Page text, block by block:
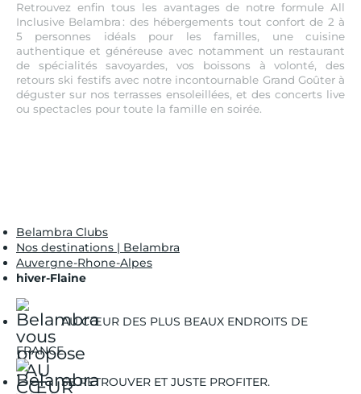
Retrouvez enfin tous les avantages de notre formule All
Inclusive Belambra : des hébergements tout confort de 2 à
5 personnes idéals pour les familles, une cuisine
authentique et généreuse avec notamment un restaurant
de spécialités savoyardes, vos boissons à volonté, des
retours ski festifs avec notre incontournable Grand Goûter à
déguster sur nos terrasses ensoleillées, et des concerts live
ou spectacles pour toute la famille en soirée.
Belambra Clubs
Nos destinations | Belambra
Auvergne-Rhone-Alpes
hiver-Flaine
AU CŒUR DES PLUS BEAUX ENDROITS DE
FRANCE.
SE RETROUVER ET JUSTE PROFITER.